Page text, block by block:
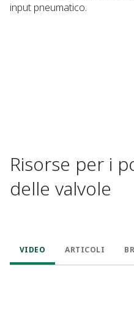
input pneumatico.
Risorse per i
delle valvole
VIDEO ARTICOLI